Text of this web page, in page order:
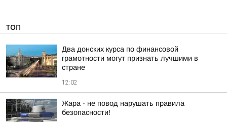
ТОП
Два донских курса по финансовой
грамотности могут признать лучшими в
стране
12:02
Жара - не повод нарушать правила
безопасности!